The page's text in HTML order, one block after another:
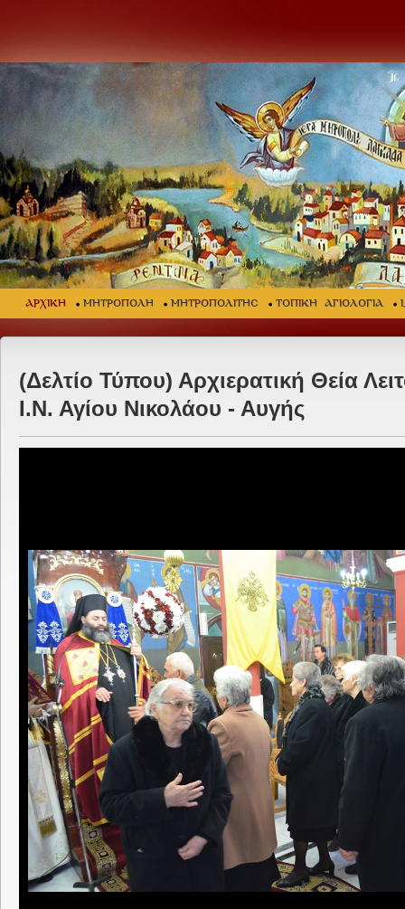
ΑΡΧΙΚΗ ΜΗΤΡΟΠΟΛΗ ΜΗΤΡΟΠΟΛΙΤΗΣ ΤΟΠΙΚΗ ΑΓΙΟΛΟΓΙΑ
(Δελτίο Τύπου) Αρχιερατική Θεία
Ι.Ν. Αγίου Νικολάου - Αυγής